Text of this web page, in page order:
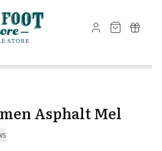
Asphalt Mel